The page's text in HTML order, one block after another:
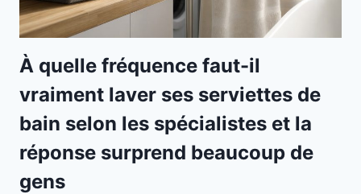
À quelle fréquence faut-il
vraiment laver ses serviettes de
bain selon les spécialistes et la
réponse surprend beaucoup de
gens